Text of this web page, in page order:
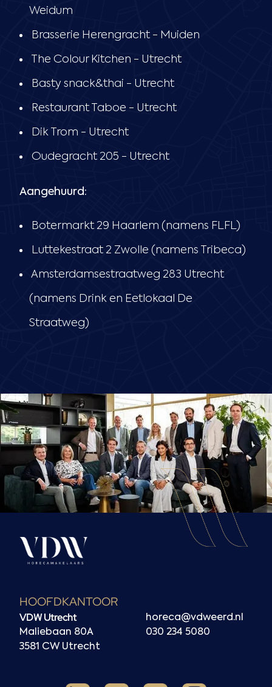
Weidum
Brasserie Herengracht - Muiden
The Colour Kitchen - Utrecht
Basty snack&thai - Utrecht
Restaurant Taboe - Utrecht
Dik Trom - Utrecht
Oudegracht 205 - Utrecht
Aangehuurd:
Botermarkt 29 Haarlem (namens FLFL)
Luttekestraat 2 Zwolle (namens Tribeca)
Amsterdamsestraatweg 283 Utrecht
(namens Drink en Eetlokaal De
Straatweg)
HOOFDKANTOOR
VDW Utrecht
Maliebaan 80A
3581 CW Utrecht
horeca@vdweerd.nl
030 234 5080